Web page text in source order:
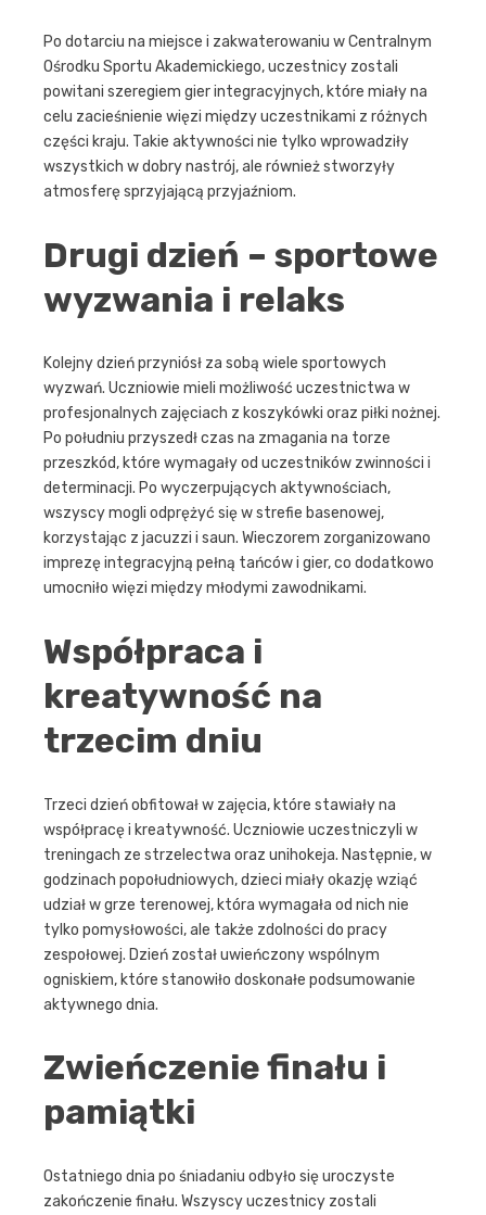
Po dotarciu na miejsce i zakwaterowaniu w Centralnym
Ośrodku Sportu Akademickiego, uczestnicy zostali
powitani szeregiem gier integracyjnych, które miały na
celu zacieśnienie więzi między uczestnikami z różnych
części kraju. Takie aktywności nie tylko wprowadziły
wszystkich w dobry nastrój, ale również stworzyły
atmosferę sprzyjającą przyjaźniom.
Drugi dzień – sportowe
wyzwania i relaks
Kolejny dzień przyniósł za sobą wiele sportowych
wyzwań. Uczniowie mieli możliwość uczestnictwa w
profesjonalnych zajęciach z koszykówki oraz piłki nożnej.
Po południu przyszedł czas na zmagania na torze
przeszkód, które wymagały od uczestników zwinności i
determinacji. Po wyczerpujących aktywnościach,
wszyscy mogli odprężyć się w strefie basenowej,
korzystając z jacuzzi i saun. Wieczorem zorganizowano
imprezę integracyjną pełną tańców i gier, co dodatkowo
umocniło więzi między młodymi zawodnikami.
Współpraca i
kreatywność na
trzecim dniu
Trzeci dzień obfitował w zajęcia, które stawiały na
współpracę i kreatywność. Uczniowie uczestniczyli w
treningach ze strzelectwa oraz unihokeja. Następnie, w
godzinach popołudniowych, dzieci miały okazję wziąć
udział w grze terenowej, która wymagała od nich nie
tylko pomysłowości, ale także zdolności do pracy
zespołowej. Dzień został uwieńczony wspólnym
ogniskiem, które stanowiło doskonałe podsumowanie
aktywnego dnia.
Zwieńczenie finału i
pamiątki
Ostatniego dnia po śniadaniu odbyło się uroczyste
zakończenie finału. Wszyscy uczestnicy zostali